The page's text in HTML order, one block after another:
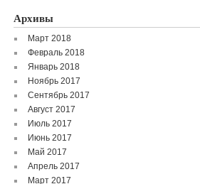
Архивы
Март 2018
Февраль 2018
Январь 2018
Ноябрь 2017
Сентябрь 2017
Август 2017
Июль 2017
Июнь 2017
Май 2017
Апрель 2017
Март 2017